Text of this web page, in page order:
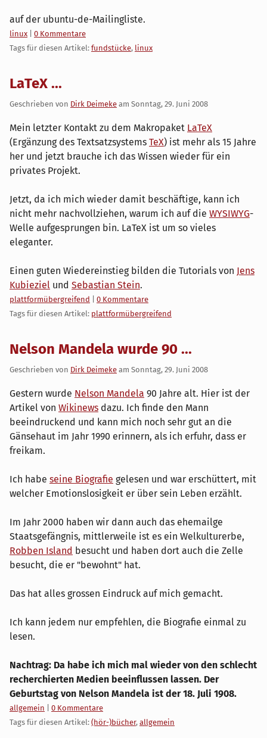
auf der ubuntu-de-Mailingliste.
Kategorien:
linux
0 Kommentare
Tags für diesen Artikel: fundstücke, linux
LaTeX ...
Geschrieben von Dirk Deimeke am Sonntag, 29. Juni 2008
Mein letzter Kontakt zu dem Makropaket LaTeX
(Ergänzung des Textsatzsystems TeX) ist mehr als 15 Jahre
her und jetzt brauche ich das Wissen wieder für ein
privates Projekt.
Jetzt, da ich mich wieder damit beschäftige, kann ich
nicht mehr nachvollziehen, warum ich auf die WYSIWYG-
Welle aufgesprungen bin. LaTeX ist um so vieles
eleganter.
Einen guten Wiedereinstieg bilden die Tutorials von Jens
Kubieziel und Sebastian Stein.
Kategorien:
plattformübergreifend
0 Kommentare
Tags für diesen Artikel: plattformübergreifend
Nelson Mandela wurde 90 ...
Geschrieben von Dirk Deimeke am Sonntag, 29. Juni 2008
Gestern wurde Nelson Mandela 90 Jahre alt. Hier ist der
Artikel von Wikinews dazu. Ich finde den Mann
beeindruckend und kann mich noch sehr gut an die
Gänsehaut im Jahr 1990 erinnern, als ich erfuhr, dass er
freikam.
Ich habe seine Biografie gelesen und war erschüttert, mit
welcher Emotionslosigkeit er über sein Leben erzählt.
Im Jahr 2000 haben wir dann auch das ehemailge
Staatsgefängnis, mittlerweile ist es ein Welkulturerbe,
Robben Island besucht und haben dort auch die Zelle
besucht, die er "bewohnt" hat.
Das hat alles grossen Eindruck auf mich gemacht.
Ich kann jedem nur empfehlen, die Biografie einmal zu
lesen.
Nachtrag: Da habe ich mich mal wieder von den schlecht
recherchierten Medien beeinflussen lassen. Der
Geburtstag von Nelson Mandela ist der 18. Juli 1908.
Kategorien:
allgemein
0 Kommentare
Tags für diesen Artikel: (hör-)bücher, allgemein